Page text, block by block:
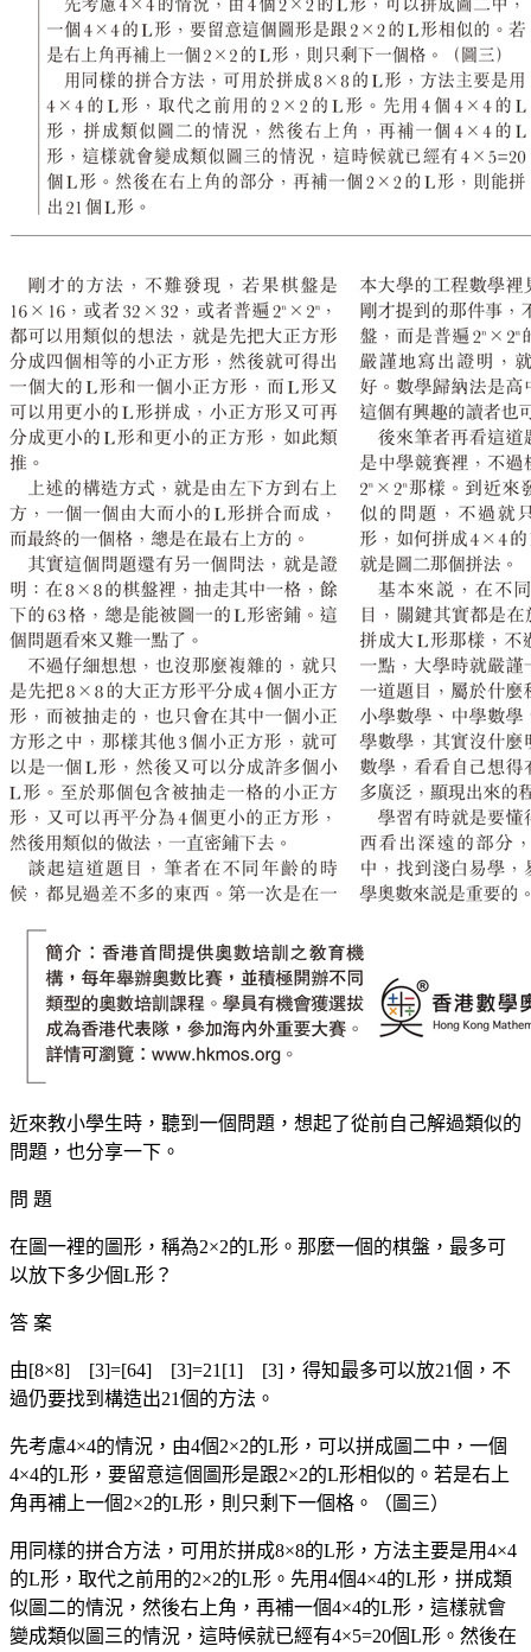
近來教小學生時，聽到一個問題，想起了從前自己解過類似的
問題，也分享一下。
問 題
在圖一裡的圖形，稱為2×2的L形。那麼一個的棋盤，最多可
以放下多少個L形？
答 案
由[8×8] [3]=[64] [3]=21[1] [3]，得知最多可以放21個，不
過仍要找到構造出21個的方法。
先考慮4×4的情況，由4個2×2的L形，可以拼成圖二中，一個
4×4的L形，要留意這個圖形是跟2×2的L形相似的。若是右上
角再補上一個2×2的L形，則只剩下一個格。（圖三）
用同樣的拼合方法，可用於拼成8×8的L形，方法主要是用4×4
的L形，取代之前用的2×2的L形。先用4個4×4的L形，拼成類
似圖二的情況，然後右上角，再補一個4×4的L形，這樣就會
變成類似圖三的情況，這時候就已經有4×5=20個L形。然後在